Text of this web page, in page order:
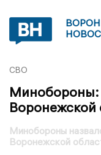
СВО
Минобороны:
Воронежской
Минобороны
Воронежской